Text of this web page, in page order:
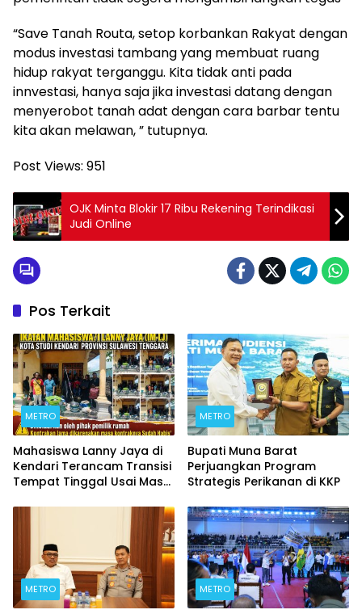
“Save Tanah Routa, setop korbankan Rakyat dengan
modus investasi tambang yang membuat ruang
hidup rakyat terganggu. Kita tidak anti pada
innvestasi, hanya saja jika investasi datang dengan
menyerobot tanah adat dengan cara barbar tentu
kita akan melawan, ” tutupnya.
Post Views: 951
OJK Minta Blokir 17 Ribu Rekening Terindikasi
Judi Online
Pos Terkait
METRO
Mahasiswa Lanny Jaya di
Kendari Terancam Transisi
Tempat Tinggal Usai Masa
METRO
Bupati Muna Barat
Perjuangkan Program
Strategis Perikanan di KKP
METRO METRO